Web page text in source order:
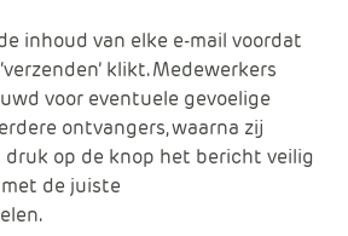
inhoud van elke e-mail voordat
klikt. Medewerkers
voor eventuele gevoelige
ontvangers, waarna zij
druk op de knop het bericht veilig
de juiste